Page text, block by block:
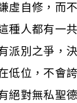
虛自修，而
種人都有一
派別之爭，
低位，不會
絕對無私聖